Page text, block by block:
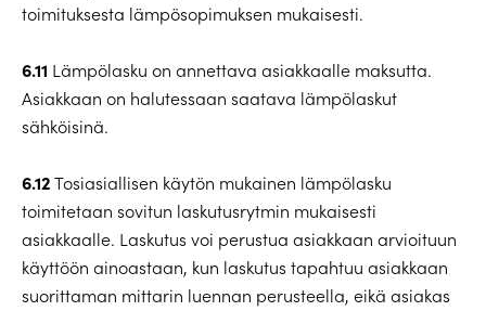
toimituksesta lämpösopimuksen mukaisesti.
6.11 Lämpölasku on annettava asiakkaalle maksutta.
Asiakkaan on halutessaan saatava lämpölaskut
sähköisinä.
6.12Tosiasiallisen käytön mukainen lämpölasku
toimitetaan sovitun laskutusrytmin mukaisesti
asiakkaalle. Laskutus voi perustua asiakkaan arvioituun
käyttöön ainoastaan, kun laskutus tapahtuu asiakkaan
suorittaman mittarin luennan perusteella, eikä asiakas